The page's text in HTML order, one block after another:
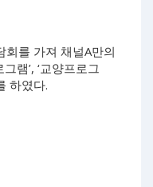
를 가져 채널A만의
램’, ‘교양프로그
하였다.